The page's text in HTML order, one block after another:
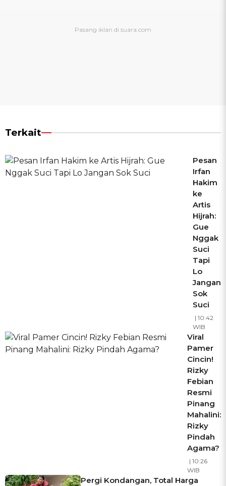
Terkait
Pesan
Irfan
Hakim
ke
Artis
Hijrah:
Gue
Nggak
Suci
Tapi
Lo
Jangan
Sok
Suci
| 10:42
WIB
Viral
Pamer
Cincin!
Rizky
Febian
Resmi
Pinang
Mahalini:
Rizky
Pindah
Agama?
| 10:26
WIB
Pergi Kondangan, Total Harga